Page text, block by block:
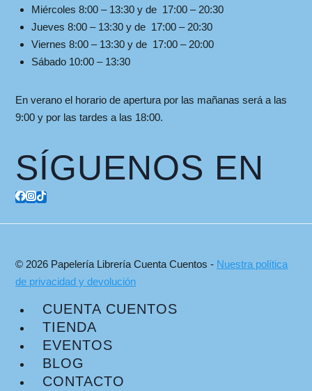
Miércoles 8:00 – 13:30 y de 17:00 – 20:30
Jueves 8:00 – 13:30 y de 17:00 – 20:30
Viernes 8:00 – 13:30 y de 17:00 – 20:00
Sábado 10:00 – 13:30
En verano el horario de apertura por las mañanas será a las
9:00 y por las tardes a las 18:00.
SÍGUENOS EN
© 2026 Papelería Librería Cuenta Cuentos - Nuestra política
de privacidad y devolución
CUENTA CUENTOS
TIENDA
EVENTOS
BLOG
CONTACTO